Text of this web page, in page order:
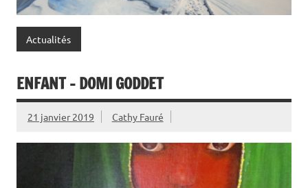
Actualités
ENFANT – DOMI GODDET
21 janvier 2019 Cathy Fauré